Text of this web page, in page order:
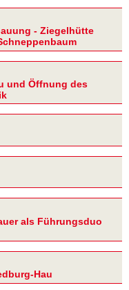
- Ziegelhütte
und Öffnung des
als Führungsduo
Hau